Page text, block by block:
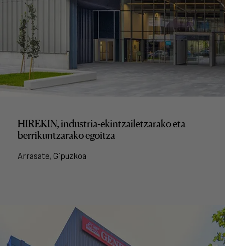
HIREKIN, industria-ekintzailetzarako eta
berrikuntzarako egoitza
Arrasate, Gipuzkoa